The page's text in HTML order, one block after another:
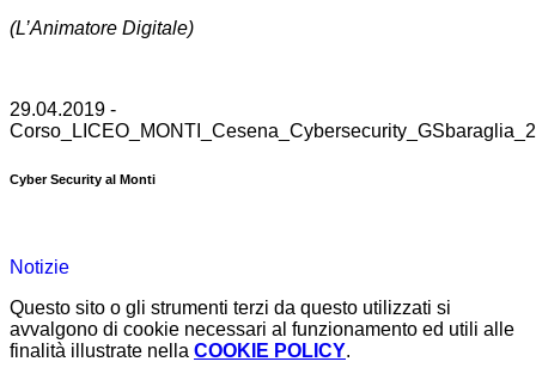
(L’Animatore Digitale)
29.04.2019 -
Cyber Security al Monti
Notizie
Questo sito o gli strumenti terzi da questo utilizzati si
avvalgono di cookie necessari al funzionamento ed utili alle
finalità illustrate nella COOKIE POLICY.